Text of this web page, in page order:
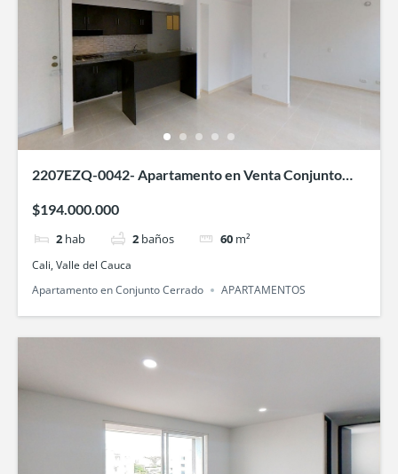
2207EZQ-0042- Apartamento en Venta Conjunto
$194.000.000
2 hab 2 baños 60 m²
Cali, Valle del Cauca
Apartamento en Conjunto Cerrado
APARTAMENTOS